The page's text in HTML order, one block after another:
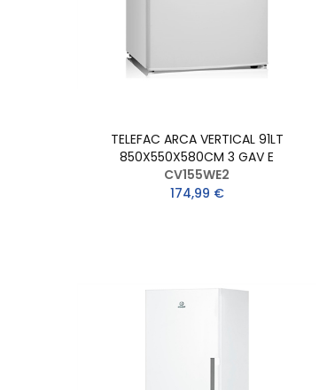
TELEFAC ARCA VERTICAL 91LT
850X550X580CM 3 GAV E
CV155WE2
174,99 €